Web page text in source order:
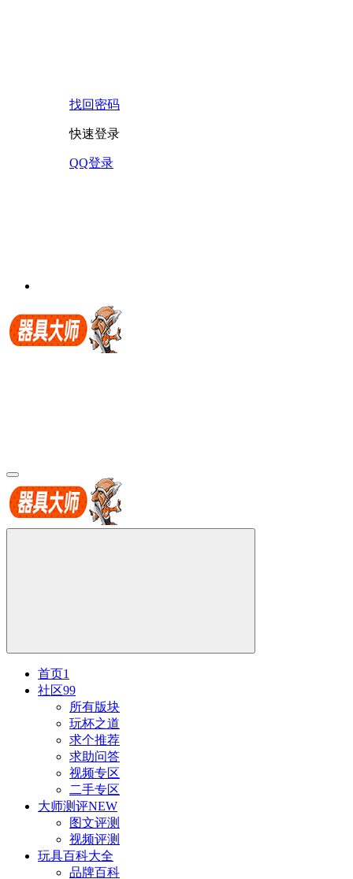
找回密码
快速登录
QQ登录
首页1
社区99
所有版块
玩杯之道
求个推荐
求助问答
视频专区
二手专区
大师测评NEW
图文评测
视频评测
玩具百科大全
品牌百科